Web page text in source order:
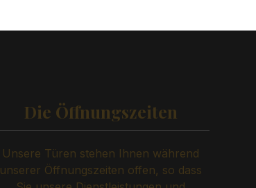
Die Öffnungszeiten
Unsere Türen stehen Ihnen während
unserer Öffnungszeiten offen, so dass